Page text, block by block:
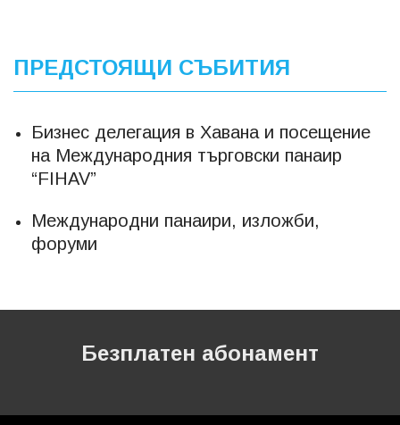
ПРЕДСТОЯЩИ СЪБИТИЯ
Бизнес делегация в Хавана и посещение
на Международния търговски панаир
“FIHAV”
Международни панаири, изложби,
форуми
Безплатен абонамент